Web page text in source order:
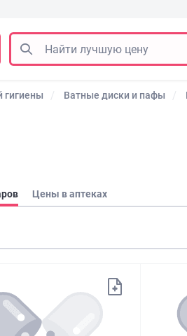
гигиены Ватные диски и пафы
Цены в аптеках